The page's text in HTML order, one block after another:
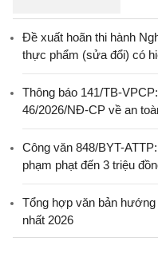
Đề xuất hoãn thi hành
thực phẩm (sửa đổi) có
Thông báo 141/TB-
46/2026/NĐ-CP về an
Công văn 848/BYT-
phạm phạt đến 3 triệu
Tổng hợp văn bản
nhất 2026